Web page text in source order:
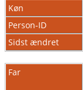
Køn
Person-ID
Sidst ændret
Far